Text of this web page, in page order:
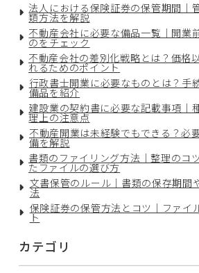
法人における保険証券の保管期間｜
類方法を解説
不動産会社に必要な備品一覧｜開業
のをチェック
不動産会社の差別化戦略とは？価格
れるためのポイント
行政書士開業に必要なものとは？手
備品を紹介
建設業の契約書に必要な記載事項｜
理上の注意点
不動産開業は未経験でもできる？必
備を解説
書類のファイリング方法｜整理のコ
たファイルの選び方
文書保管のルール｜書類の保存期間
法
保険証券の保管方法とコツ｜ファイ
ト
カテゴリ